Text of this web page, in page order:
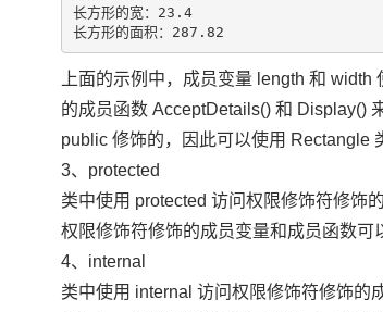
长方形的宽：23.4
上面的示例中，成员变量 length 和
的成员函数 AcceptDetails() 和 Display()
public 修饰的，因此可以使用 Rectangle
3、protected
类中使用 protected 访问权限修饰符修饰
权限修饰符修饰的成员变量和成员函数可
4、internal
类中使用 internal 访问权限修饰符修饰的